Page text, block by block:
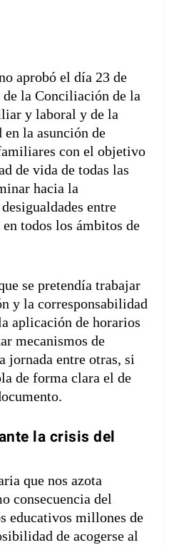
aprobó el día 23 de
la Conciliación de la
y laboral y de la
la asunción de
con el objetivo
de vida de todas las
hacia la
entre
todos los ámbitos de
se pretendía trabajar
y la corresponsabilidad
aplicación de horarios
mecanismos de
entre otras, si
de forma clara el de
la crisis del
que nos azota
consecuencia del
educativos millones de
de acogerse al